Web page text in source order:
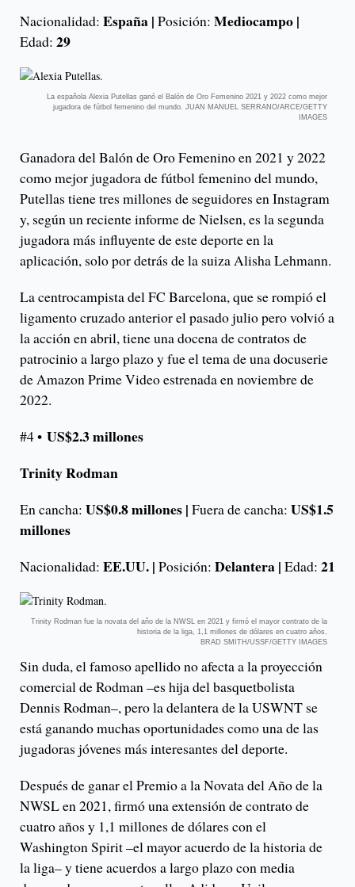
Nacionalidad: España | Posición: Mediocampo |
Edad: 29
La española Alexia Putellas ganó el Balón de Oro Femenino 2021 y 2022 como mejor
jugadora de fútbol femenino del mundo. JUAN MANUEL SERRANO/ARCE/GETTY
IMAGES
Ganadora del Balón de Oro Femenino en 2021 y 2022
como mejor jugadora de fútbol femenino del mundo,
Putellas tiene tres millones de seguidores en Instagram
y, según un reciente informe de Nielsen, es la segunda
jugadora más influyente de este deporte en la
aplicación, solo por detrás de la suiza Alisha Lehmann.
La centrocampista del FC Barcelona, que se rompió el
ligamento cruzado anterior el pasado julio pero volvió a
la acción en abril, tiene una docena de contratos de
patrocinio a largo plazo y fue el tema de una docuserie
de Amazon Prime Video estrenada en noviembre de
2022.
#4 • US$2.3 millones
Trinity Rodman
En cancha: US$0.8 millones | Fuera de cancha: US$1.5
millones
Nacionalidad: EE.UU. | Posición: Delantera | Edad: 21
Trinity Rodman fue la novata del año de la NWSL en 2021 y firmó el mayor contrato de la
historia de la liga, 1,1 millones de dólares en cuatro años.
BRAD SMITH/USSF/GETTY IMAGES
Sin duda, el famoso apellido no afecta a la proyección
comercial de Rodman –es hija del basquetbolista
Dennis Rodman–, pero la delantera de la USWNT se
está ganando muchas oportunidades como una de las
jugadoras jóvenes más interesantes del deporte.
Después de ganar el Premio a la Novata del Año de la
NWSL en 2021, firmó una extensión de contrato de
cuatro años y 1,1 millones de dólares con el
Washington Spirit –el mayor acuerdo de la historia de
la liga– y tiene acuerdos a largo plazo con media